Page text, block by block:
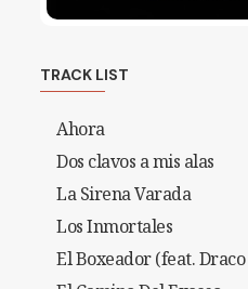
TRACK LIST
Ahora
Dos clavos a mis alas
La Sirena Varada
Los Inmortales
El Boxeador (feat. Draco